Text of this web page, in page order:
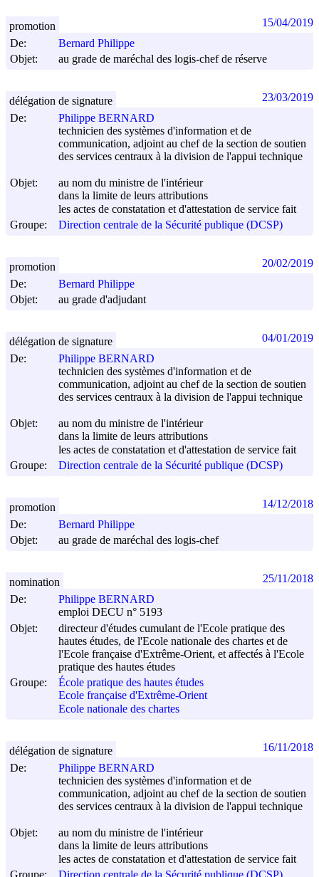
De:
Bernard Philippe
Objet:
au grade de maréchal des logis-chef de réserve
promotion 15/04/2019
De:
Philippe BERNARD
technicien des systèmes d'information et de
communication, adjoint au chef de la section de soutien
des services centraux à la division de l'appui technique
Objet:
au nom du ministre de l'intérieur
dans la limite de leurs attributions
les actes de constatation et d'attestation de service fait
Groupe:
Direction centrale de la Sécurité publique (DCSP)
délégation de signature 23/03/2019
De:
Bernard Philippe
Objet:
au grade d'adjudant
promotion 20/02/2019
De:
Philippe BERNARD
technicien des systèmes d'information et de
communication, adjoint au chef de la section de soutien
des services centraux à la division de l'appui technique
Objet:
au nom du ministre de l'intérieur
dans la limite de leurs attributions
les actes de constatation et d'attestation de service fait
Groupe:
Direction centrale de la Sécurité publique (DCSP)
délégation de signature 04/01/2019
De:
Bernard Philippe
Objet:
au grade de maréchal des logis-chef
promotion 14/12/2018
De:
Philippe BERNARD
emploi DECU n° 5193
Objet:
directeur d'études cumulant de l'Ecole pratique des
hautes études, de l'Ecole nationale des chartes et de
l'Ecole française d'Extrême-Orient, et affectés à l'Ecole
pratique des hautes études
Groupe:
École pratique des hautes études
Ecole française d'Extrême-Orient
Ecole nationale des chartes
nomination 25/11/2018
De:
Philippe BERNARD
technicien des systèmes d'information et de
communication, adjoint au chef de la section de soutien
des services centraux à la division de l'appui technique
Objet:
au nom du ministre de l'intérieur
dans la limite de leurs attributions
les actes de constatation et d'attestation de service fait
Groupe:
délégation de signature 16/11/2018